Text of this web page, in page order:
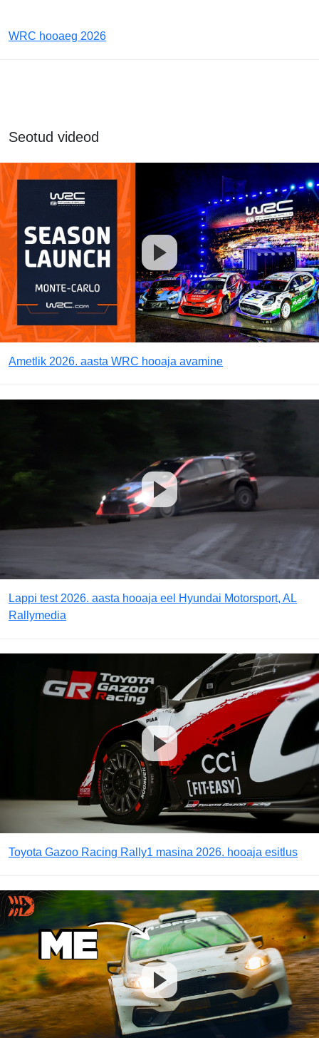
WRC hooaeg 2026
Seotud videod
Ametlik 2026. aasta WRC hooaja avamine
Lappi test 2026. aasta hooaja eel Hyundai Motorsport, AL
Rallymedia
Toyota Gazoo Racing Rally1 masina 2026. hooaja esitlus